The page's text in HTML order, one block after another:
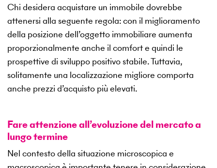
Chi desidera acquistare un immobile dovrebbe
attenersi alla seguente regola: con il miglioramento
della posizione dell’oggetto immobiliare aumenta
proporzionalmente anche il comfort e quindi le
prospettive di sviluppo positivo stabile. Tuttavia,
solitamente una localizzazione migliore comporta
anche prezzi d’acquisto più elevati.
Fare attenzione all’evoluzione del mercato a
lungo termine
Nel contesto della situazione microscopica e